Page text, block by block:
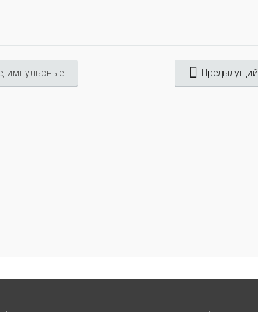
импульсные Предыдущий